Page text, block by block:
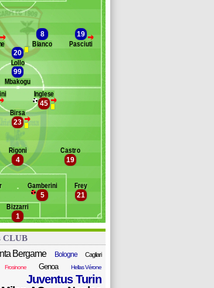
remplaçantsCarpi
Chievo Verone
>
8
Bianco
>
19
Pasciuti
20
Lollo
99
Mbakogu
1
Bizzarri
21
Frey
5
Gamberini
19
Castro
4
Rigoni
>
23
Birsa
>
45
Inglese
>
CLUB
Bergame Bologne
Cagliari
Frosinone Genoa Hellas Vérone
Juventus Turin